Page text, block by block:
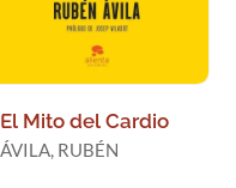
El Mito del Cardio
ÁVILA, RUBÉN